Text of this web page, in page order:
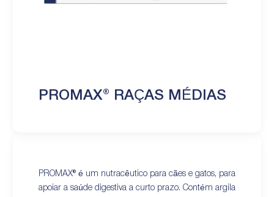
PROMAX® RAÇAS MÉDIAS
PROMAX® é um nutracêutico para cães e gatos, para
apoiar a saúde digestiva a curto prazo. Contém argila